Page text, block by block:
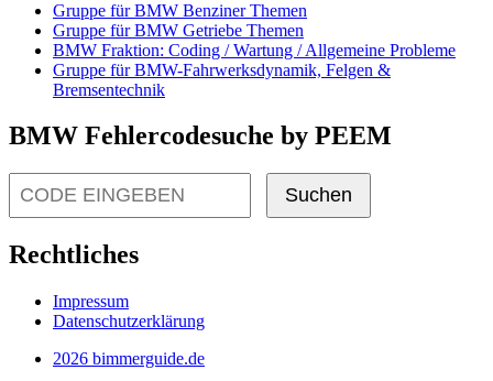
Gruppe für BMW Benziner Themen
Gruppe für BMW Getriebe Themen
BMW Fraktion: Coding / Wartung / Allgemeine Probleme
Gruppe für BMW-Fahrwerksdynamik, Felgen &
Bremsentechnik
BMW Fehlercodesuche by PEEM
Suchen
Rechtliches
Impressum
Datenschutzerklärung
2026 bimmerguide.de